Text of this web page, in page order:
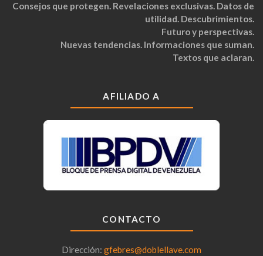
Consejos que protegen. Revelaciones exclusivas. Datos de
utilidad. Descubrimientos.
Futuro y perspectivas.
Nuevas tendencias. Informaciones que suman.
Textos que aclaran.
AFILIADO A
CONTACTO
Dirección: gfebres@doblellave.com